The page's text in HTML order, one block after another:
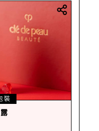
裝